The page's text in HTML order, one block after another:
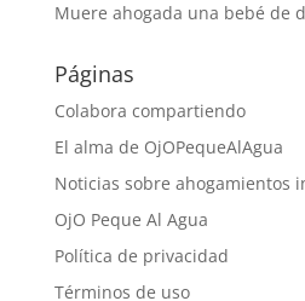
Muere ahogada una bebé de
Páginas
Colabora compartiendo
El alma de OjOPequeAlAgua
Noticias sobre ahogamientos
OjO Peque Al Agua
Política de privacidad
Términos de uso